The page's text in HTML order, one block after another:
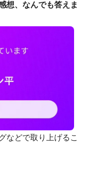
想、なんでも答えま
などで取り上げるこ